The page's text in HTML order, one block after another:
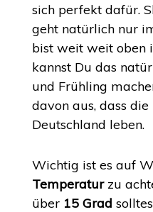
sich perfekt dafür.
geht natürlich nur
bist weit weit oben
kannst Du das
und Frühling
davon aus, dass
Deutschland leben.
Wichtig ist es auf
Temperaturzu
über15 Grad